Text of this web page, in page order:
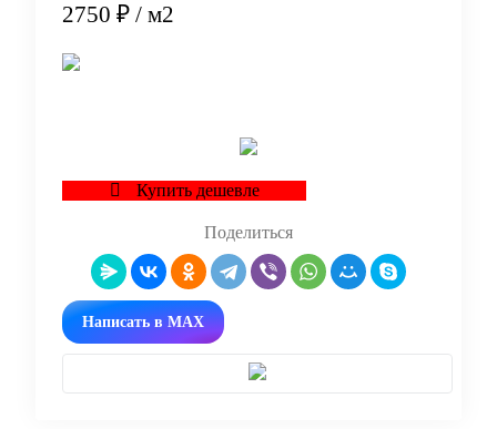
2750 ₽ / м2
Купить дешевле
Поделиться
Написать в MAX